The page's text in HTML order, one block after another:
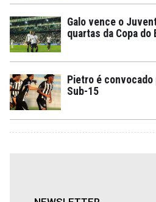
Galo vence o
quartas da Copa do
Pietro é convocado
Sub-15